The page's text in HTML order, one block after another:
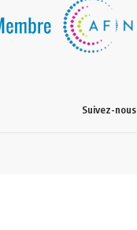
Suivez-nous